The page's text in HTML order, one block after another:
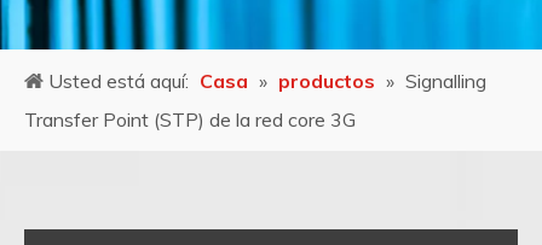
Usted está aquí: Casa » productos » Signalling
Transfer Point (STP) de la red core 3G